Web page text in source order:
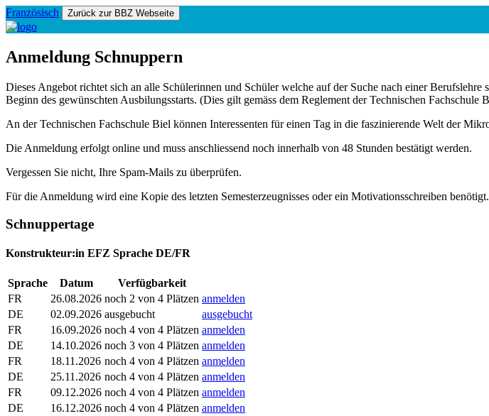
Französisch
Anmeldung Schnuppern
Dieses Angebot richtet sich an alle Schülerinnen und Schüler welche auf der Suche nach einer
Beginn des gewünschten Ausbilungsstarts. (Dies gilt gemäss dem Reglement der Technischen Fachschule
An der Technischen Fachschule Biel können Interessenten für einen Tag in die faszinierende Welt der
Die Anmeldung erfolgt online und muss anschliessend noch innerhalb von 48 Stunden bestätigt werden.
Vergessen Sie nicht, Ihre Spam-Mails zu überprüfen.
Für die Anmeldung wird eine Kopie des letzten Semesterzeugnisses oder ein Motivationsschreiben benötigt.
Schnuppertage
Konstrukteur:in EFZ Sprache DE/FR
Sprache Datum
Verfügbarkeit
FR
26.08.2026 noch 2 von 4 Plätzen anmelden
DE
02.09.2026 ausgebucht
ausgebucht
FR
16.09.2026 noch 4 von 4 Plätzen anmelden
DE
14.10.2026 noch 3 von 4 Plätzen anmelden
FR
18.11.2026 noch 4 von 4 Plätzen anmelden
DE
25.11.2026 noch 4 von 4 Plätzen anmelden
FR
09.12.2026 noch 4 von 4 Plätzen anmelden
DE
16.12.2026 noch 4 von 4 Plätzen anmelden